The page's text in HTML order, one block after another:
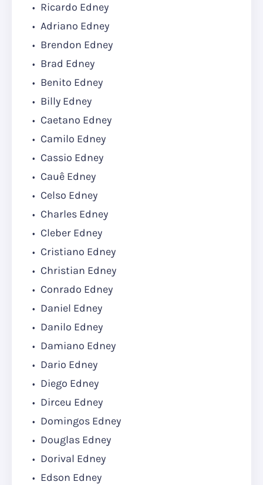
Ricardo Edney
Adriano Edney
Brendon Edney
Brad Edney
Benito Edney
Billy Edney
Caetano Edney
Camilo Edney
Cassio Edney
Cauê Edney
Celso Edney
Charles Edney
Cleber Edney
Cristiano Edney
Christian Edney
Conrado Edney
Daniel Edney
Danilo Edney
Damiano Edney
Dario Edney
Diego Edney
Dirceu Edney
Domingos Edney
Douglas Edney
Dorival Edney
Edson Edney